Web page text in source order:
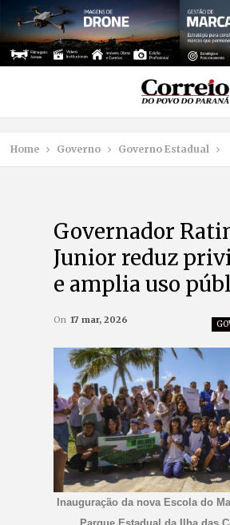
Home Governo Governo Estadual
Governador
Junior reduz
e amplia uso
On 17 mar, 2026
Inauguração da nova Escola do